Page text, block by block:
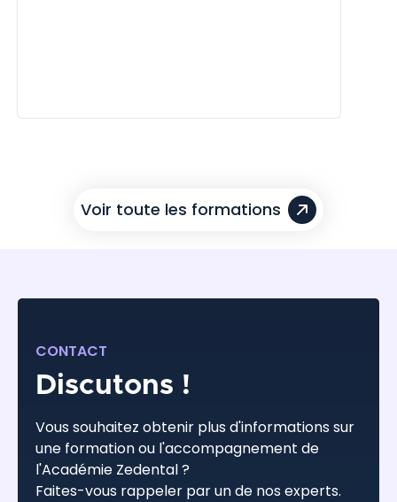
Voir toute les formations
CONTACT
Discutons !
Vous souhaitez obtenir plus d'informations sur
une formation ou l'accompagnement de
l'Académie Zedental ?
Faites-vous rappeler par un de nos experts.